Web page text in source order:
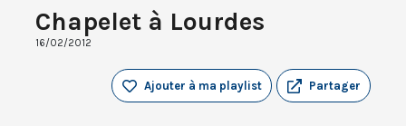
Chapelet à Lourdes
16/02/2012
Partager
Ajouter à ma playlist